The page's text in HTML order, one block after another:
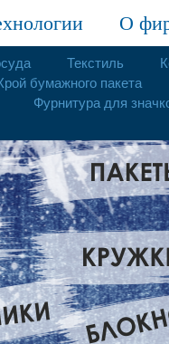
О
Текстиль
бумажного пакета
Фурнитура для